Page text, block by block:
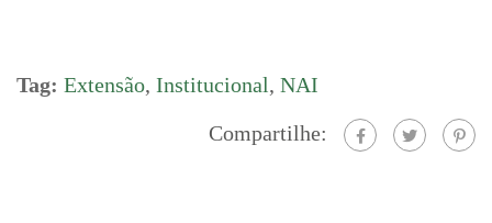
Tag: Extensão, Institucional, NAI
Compartilhe: